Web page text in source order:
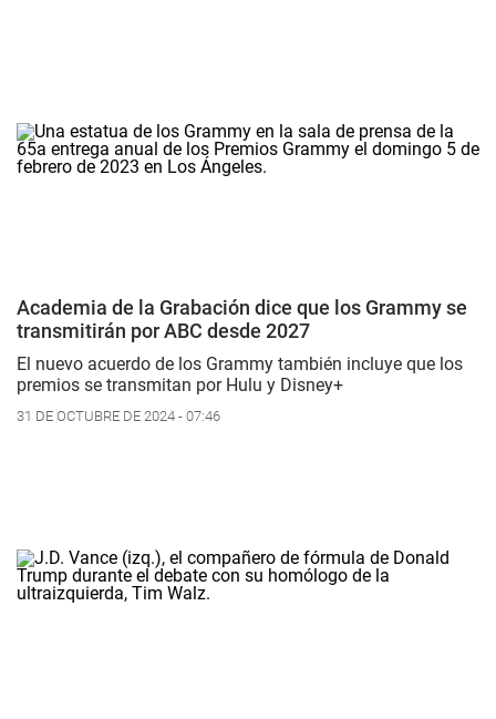
Academia de la Grabación dice que los Grammy se
transmitirán por ABC desde 2027
El nuevo acuerdo de los Grammy también incluye que los
premios se transmitan por Hulu y Disney+
31 DE OCTUBRE DE 2024 - 07:46